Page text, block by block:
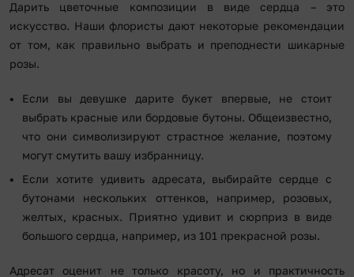
Дарить цветочные композиции в виде сердца – это
искусство. Наши флористы дают некоторые рекомендации
от том, как правильно выбрать и преподнести шикарные
розы.
Если вы девушке дарите букет впервые, не стоит
выбрать красные или бордовые бутоны. Общеизвестно,
что они символизируют страстное желание, поэтому
могут смутить вашу избранницу.
Если хотите удивить адресата, выбирайте сердце с
бутонами нескольких оттенков, например, розовых,
желтых, красных. Приятно удивит и сюрприз в виде
большого сердца, например, из 101 прекрасной розы.
Адресат оценит не только красоту, но и практичность